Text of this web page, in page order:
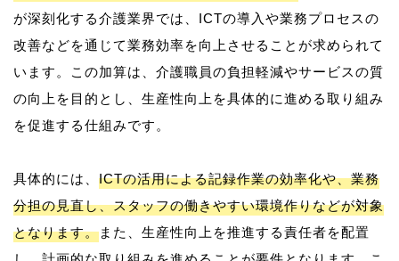
が深刻化する介護業界では、ICTの導入や業務プロセスの
改善などを通じて業務効率を向上させることが求められて
います。この加算は、介護職員の負担軽減やサービスの質
の向上を目的とし、生産性向上を具体的に進める取り組み
を促進する仕組みです。
具体的には、 ICTの活用による記録作業の効率化や、業務
分担の見直し、スタッフの働きやすい環境作りなどが対象
となります。また、生産性向上を推進する責任者を配置